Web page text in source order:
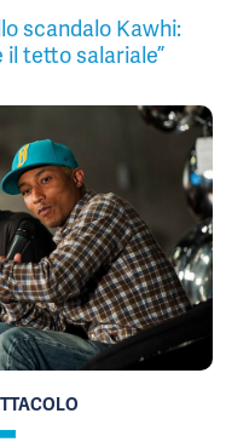
scandalo Kawhi:
il tetto salariale”